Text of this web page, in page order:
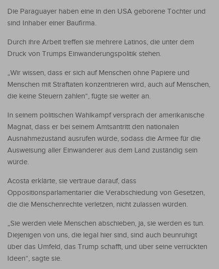
Die Paraguayer haben eine in den USA geborene Tochter und
sind Inhaber einer Baufirma.
Durch ihre Arbeit treffen sie mehrere Latinos, die unter dem
Druck von Trumps Einwanderungspolitik stehen.
„Wir wissen, dass er sich auf Menschen ohne Papiere und
Menschen mit Straftaten konzentrieren wird, auch auf Menschen,
die keine Steuern zahlen“, fügte sie weiter an.
In seinem politischen Wahlkampf versprach der amerikanische
Magnat, dass er bei seinem Amtsantritt den nationalen
Ausnahmezustand ausrufen würde, sodass die Armee für die
Ausweisung aller Einwanderer aus dem Land zuständig sein
würde.
Acosta erklärte, sie vertraue darauf, dass
Oppositionsparlamentarier die Verabschiedung von Gesetzen,
die die Menschenrechte verletzen, nicht zulassen würden.
„Sie werden viele Menschen abschieben, ja, sie werden es tun.
Diejenigen von uns, die legal hier sind, sind auch beunruhigt
über das Umfeld, das Trump schafft, und über seine verrückten
Ideen“, sagte sie.